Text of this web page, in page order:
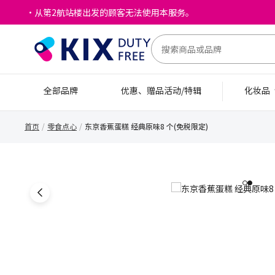
・从第2航站楼出发的顾客无法使用本服务。
全部品牌 优惠、赠品活动/特辑 化妆品
首页 零食点心 东京香蕉蛋糕 经典原味8 个(免税限定)
12